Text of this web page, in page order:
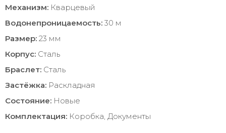
Механизм: Кварцевый
Водонепроницаемость: 30 м
Размер: 23 мм
Корпус: Сталь
Браслет: Сталь
Застёжка: Раскладная
Состояние: Новые
Комплектация: Коробка, Документы